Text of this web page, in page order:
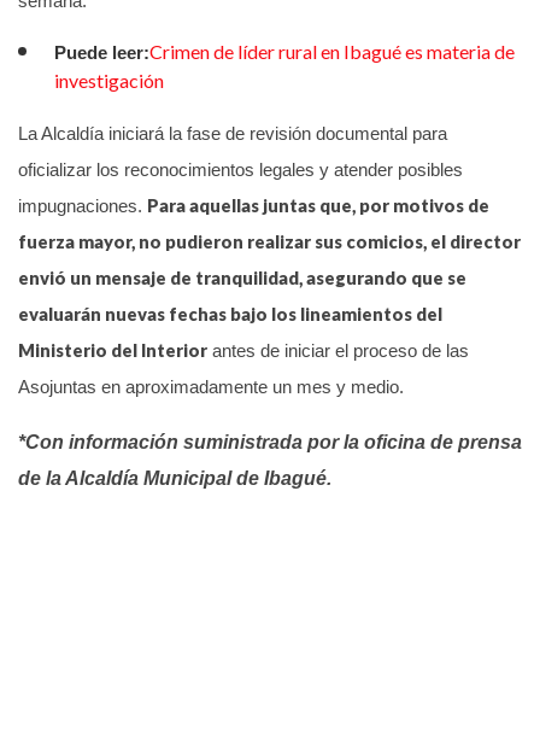
Puede leer:Crimen de líder rural en Ibagué es materia de
investigación
La Alcaldía iniciará la fase de revisión documental para
oficializar los reconocimientos legales y atender posibles
impugnaciones. Para aquellas juntas que, por motivos de
fuerza mayor, no pudieron realizar sus comicios, el director
envió un mensaje de tranquilidad, asegurando que se
evaluarán nuevas fechas bajo los lineamientos del
Ministerio del Interior antes de iniciar el proceso de las
Asojuntas en aproximadamente un mes y medio.
*Con información suministrada por la oficina de prensa
de la Alcaldía Municipal de Ibagué.